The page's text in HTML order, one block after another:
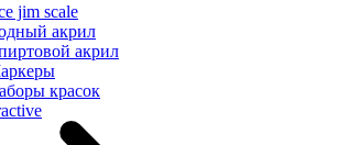
jim scale
акрил
акрил
красок